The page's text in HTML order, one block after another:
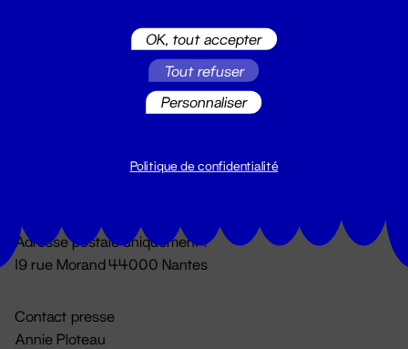
Du lundi au vendredi 14h → 18h
Adresse postale uniquement :
19 rue Morand 44000 Nantes
Contact presse
Annie Ploteau
OK, tout accepter
Tout refuser
Personnaliser
Politique de confidentialité